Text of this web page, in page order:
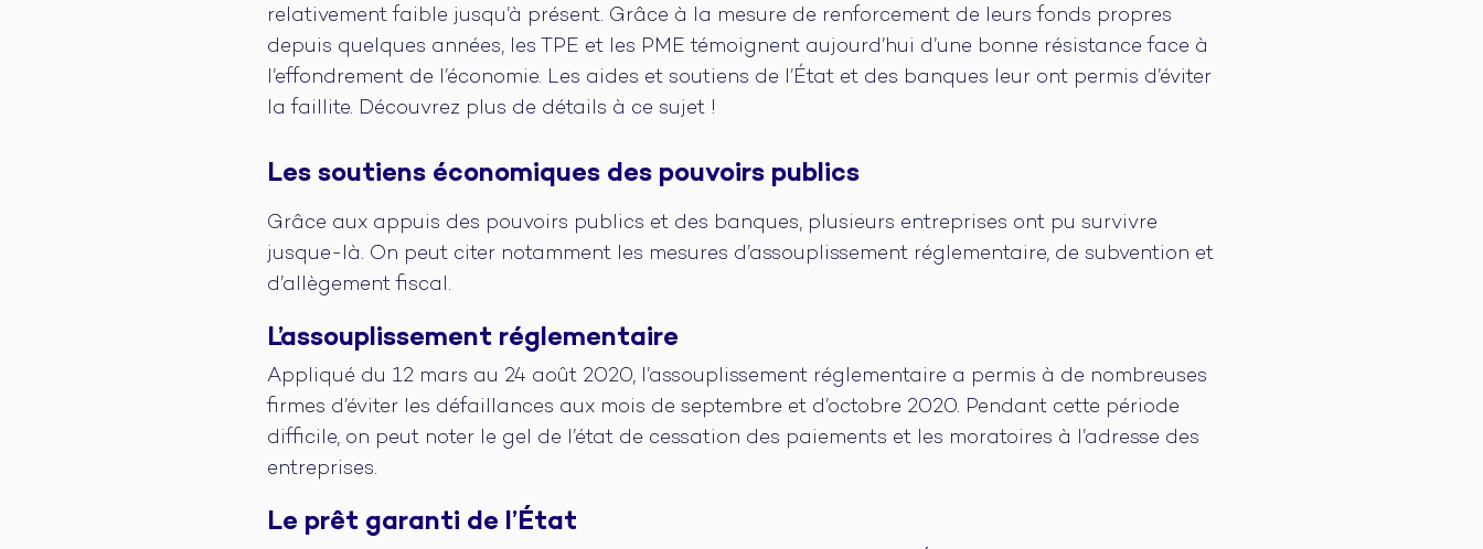
relativement faible jusqu’à présent. Grâce à la mesure de renforcement de leurs fonds propres
depuis quelques années, les TPE et les PME témoignent aujourd’hui d’une bonne résistance face à
l’effondrement de l’économie. Les aides et soutiens de l’État et des banques leur ont permis d’éviter
la faillite. Découvrez plus de détails à ce sujet !
Les soutiens économiques des pouvoirs publics
Grâce aux appuis des pouvoirs publics et des banques, plusieurs entreprises ont pu survivre
jusque-là. On peut citer notamment les mesures d’assouplissement réglementaire, de subvention et
d’allègement fiscal.
L’assouplissement réglementaire
Appliqué du 12 mars au 24 août 2020, l’assouplissement réglementaire a permis à de nombreuses
firmes d’éviter les défaillances aux mois de septembre et d’octobre 2020. Pendant cette période
difficile, on peut noter le gel de l’état de cessation des paiements et les moratoires à l’adresse des
entreprises.
Le prêt garanti de l’État